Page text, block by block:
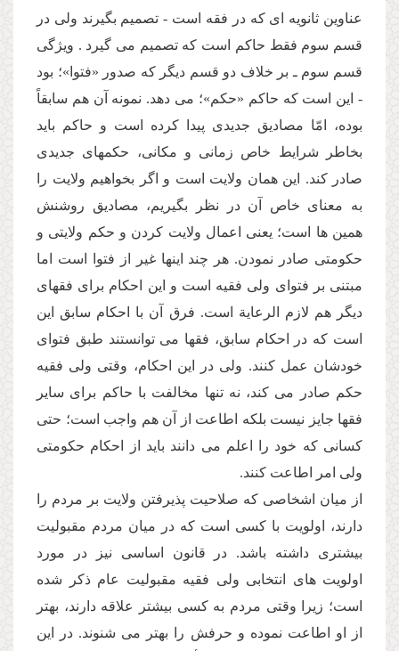
عناوین ثانویه اى كه در فقه است - تصمیم بگیرند ولى در
قسم سوم فقط حاكم است كه تصمیم مى گیرد . ویژگى
قسم سوم ـ بر خلاف دو قسم دیگر كه صدور «فتوا»؛ بود
- این است كه حاكم «حكم»؛ مى دهد. نمونه آن هم سابقاً
بوده، امّا مصادیق جدیدى پیدا كرده است و حاكم باید
بخاطر شرایط خاص زمانى و مكانى، حكمهاى جدیدى
صادر كند. این همان ولایت است و اگر بخواهیم ولایت را
به معناى خاص آن در نظر بگیریم، مصادیق روشنش
همین ها است؛ یعنى اعمال ولایت كردن و حكم ولایتى و
حكومتى صادر نمودن. هر چند اینها غیر از فتوا است اما
مبتنى بر فتواى ولى فقیه است و این احكام براى فقهاى
دیگر هم لازم الرعایة است. فرق آن با احكام سابق این
است كه در احكام سابق، فقها مى توانستند طبق فتواى
خودشان عمل كنند. ولى در این احكام، وقتى ولى فقیه
حكم صادر مى كند، نه تنها مخالفت با حاكم براى سایر
فقها جایز نیست بلكه اطاعت از آن هم واجب است؛ حتى
كسانى كه خود را اعلم مى دانند باید از احكام حكومتى
ولى امر اطاعت كنند.
از میان اشخاصى كه صلاحیت پذیرفتن ولایت بر مردم را
دارند، اولویت با كسى است كه در میان مردم مقبولیت
بیشترى داشته باشد. در قانون اساسى نیز در مورد
اولویت هاى انتخابى ولى فقیه مقبولیت عام ذكر شده
است؛ زیرا وقتى مردم به كسى بیشتر علاقه دارند، بهتر
از او اطاعت نموده و حرفش را بهتر مى شنوند. در این